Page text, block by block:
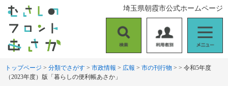
索
用
者
ニ
ュ
埼玉県朝霞市公式ホームページ
トップページ > 分類でさがす > 市政情報 > 広報 > 市の刊行物 > > 令和5年度
（2023年度）版「暮らしの便利帳あさか」